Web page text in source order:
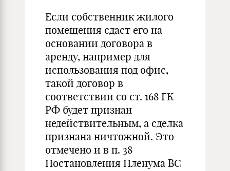
Если собственник жилого
помещения сдаст его на
основании договора в
аренду, например для
использования под офис,
такой договор в
соответствии со ст. 168 ГК
РФ будет признан
недействительным, а сделка
признана ничтожной. Это
отмечено и в п. 38
Постановления Пленума ВС